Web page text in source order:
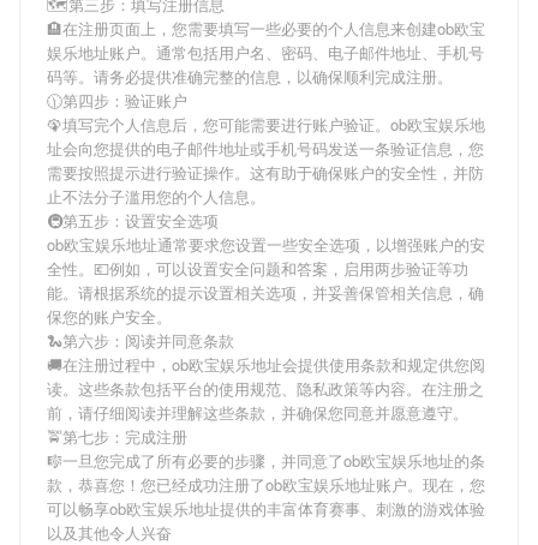
🏨在注册页面上，您需要填写一些必要的个人信息来创建ob欧宝
娱乐地址账户。通常包括用户名、密码、电子邮件地址、手机号
码等。请务必提供准确完整的信息，以确保顺利完成注册。
🕦第四步：验证账户
🦚填写完个人信息后，您可能需要进行账户验证。 ob欧宝娱乐地
址会向您提供的电子邮件地址或手机号码发送一条验证信息，您
需要按照提示进行验证操作。这有助于确保账户的安全性，并防
止不法分子滥用您的个人信息。
🚇第五步：设置安全选项
ob欧宝娱乐地址通常要求您设置一些安全选项，以增强账户的安
全性。💶例如，可以设置安全问题和答案，启用两步验证等功
能。请根据系统的提示设置相关选项，并妥善保管相关信息，确
保您的账户安全。
🐍第六步：阅读并同意条款
🚚在注册过程中， ob欧宝娱乐地址会提供使用条款和规定供您阅
读。这些条款包括平台的使用规范、隐私政策等内容。在注册之
前，请仔细阅读并理解这些条款，并确保您同意并愿意遵守。
🚖第七步：完成注册
🎼一旦您完成了所有必要的步骤，并同意了ob欧宝娱乐地址的条
款，恭喜您！您已经成功注册了ob欧宝娱乐地址账户。现在，您
可以畅享ob欧宝娱乐地址提供的丰富体育赛事、刺激的游戏体验
以及其他令人兴奋